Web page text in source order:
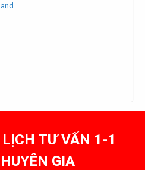
TƯ VẤN 1-1
GIA